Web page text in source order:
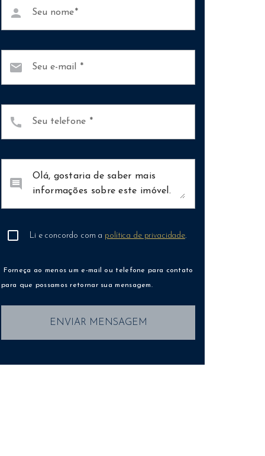
Seu nome
person
Seu e-mail
mail
Seu telefone
call
comment
Li e concordo com a política de privacidade.
Forneça ao menos um e-mail ou telefone para contato
para que possamos retornar sua mensagem.
ENVIAR MENSAGEM